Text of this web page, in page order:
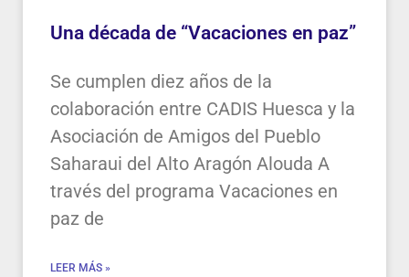
Una década de “Vacaciones en paz”
Se cumplen diez años de la
colaboración entre CADIS Huesca y la
Asociación de Amigos del Pueblo
Saharaui del Alto Aragón Alouda A
través del programa Vacaciones en
paz de
LEER MÁS »